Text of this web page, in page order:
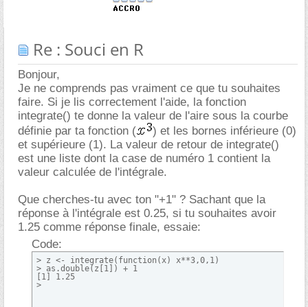
Re : Souci en R
Bonjour,
Je ne comprends pas vraiment ce que tu souhaites
faire. Si je lis correctement l'aide, la fonction
integrate() te donne la valeur de l'aire sous la courbe
définie par ta fonction (
) et les bornes inférieure (0)
et supérieure (1). La valeur de retour de integrate()
est une liste dont la case de numéro 1 contient la
valeur calculée de l'intégrale.
Que cherches-tu avec ton "+1" ? Sachant que la
réponse à l'intégrale est 0.25, si tu souhaites avoir
1.25 comme réponse finale, essaie:
Code:
> z <- integrate(function(x) x**3,0,1)
> as.double(z[1]) + 1
[1] 1.25
>